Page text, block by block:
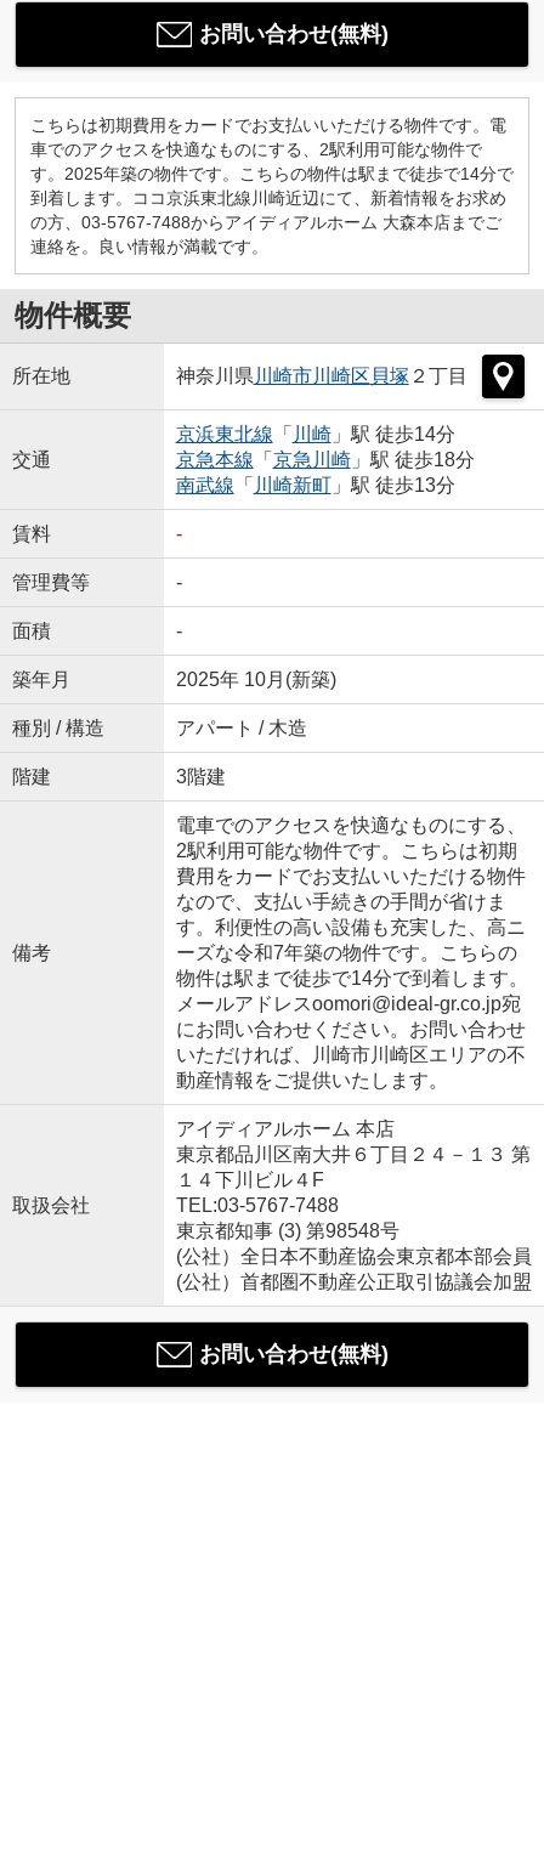
お問い合わせ(無料)
こちらは初期費用をカードでお支払いいただける物件です。電
車でのアクセスを快適なものにする、2駅利用可能な物件で
す。2025年築の物件です。こちらの物件は駅まで徒歩で14分で
到着します。ココ京浜東北線川崎近辺にて、新着情報をお求め
の方、03-5767-7488からアイディアルホーム 大森本店までご
連絡を。良い情報が満載です。
物件概要
所在地 神奈川県 川崎市川崎区 貝塚 ２丁目
交通
京浜東北線 「 川崎」駅 徒歩14分
京急本線 「 京急川崎」駅 徒歩18分
南武線 「 川崎新町」駅 徒歩13分
賃料 -
管理費等 -
面積 -
築年月 2025年 10月(新築)
種別 / 構造 アパート / 木造
階建 3階建
備考
電車でのアクセスを快適なものにする、
2駅利用可能な物件です。こちらは初期
費用をカードでお支払いいただける物件
なので、支払い手続きの手間が省けま
す。利便性の高い設備も充実した、高ニ
ーズな令和7年築の物件です。こちらの
物件は駅まで徒歩で14分で到着します。
メールアドレスoomori@ideal-gr.co.jp宛
にお問い合わせください。お問い合わせ
いただければ、川崎市川崎区エリアの不
動産情報をご提供いたします。
取扱会社
アイディアルホーム 本店
東京都品川区南大井６丁目２４－１３ 第
１４下川ビル４F
TEL:03-5767-7488
東京都知事 (3) 第98548号
(公社）全日本不動産協会東京都本部会員
(公社）首都圏不動産公正取引協議会加盟
お問い合わせ(無料)